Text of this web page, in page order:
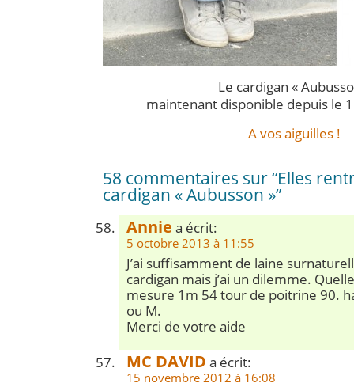
Le cardigan «
maintenant disponible depuis le 1
A vos aiguilles !
58 commentaires sur “Elles
cardigan « Aubusson »”
Annie a écrit:
5 octobre 2013 à 11:55
J’ai suffisamment de laine
cardigan mais j’ai un dilemme.
mesure 1m 54 tour de poitrine 90.
ou M.
Merci de votre aide
MC DAVID a écrit:
15 novembre 2012 à 16:08